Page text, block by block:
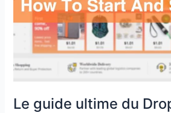
Le guide ultime du
Comment
démarrer
et
réussir
?